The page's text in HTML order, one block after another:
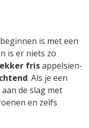
is met een
is er niets zo
frisappelsien-
. Als je een
de slag met
en zelfs